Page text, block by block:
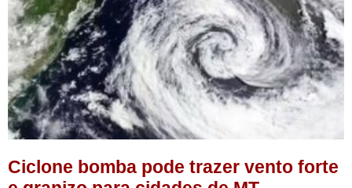
Ciclone bomba pode trazer vento forte